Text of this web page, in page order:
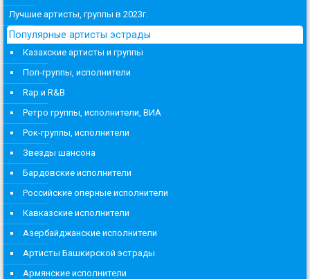
Лучшие артисты, группы в 2023г.
Популярные артисты эстрады
Казахские артисты и группы
Поп-группы, исполнители
Rap и R&B
Ретро группы, исполнители, ВИА
Рок-группы, исполнители
Звезды шансона
Бардовские исполнители
Российские оперные исполнители
Кавказские исполнители
Азербайджанские исполнители
Артисты Башкирской эстрады
Армянские исполнители